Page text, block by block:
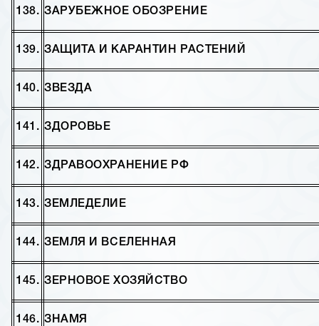
138. ЗАРУБЕЖНОЕ ОБОЗРЕНИЕ
139. ЗАЩИТА И КАРАНТИН РАСТЕНИЙ
140. ЗВЕЗДА
141. ЗДОРОВЬЕ
142. ЗДРАВООХРАНЕНИЕ РФ
143. ЗЕМЛЕДЕЛИЕ
144. ЗЕМЛЯ И ВСЕЛЕННАЯ
145. ЗЕРНОВОЕ ХОЗЯЙСТВО
146. ЗНАМЯ